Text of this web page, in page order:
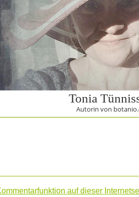
Tonia
Autorin von
auf dieser